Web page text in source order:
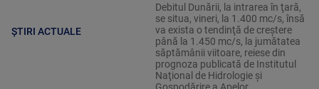
ȘTIRI ACTUALE
Debitul Dunării, la intrarea în ţară,
se situa, vineri, la 1.400 mc/s, însă
va exista o tendinţă de creştere
până la 1.450 mc/s, la jumătatea
săptămânii viitoare, reiese din
prognoza publicată de Institutul
Naţional de Hidrologie şi